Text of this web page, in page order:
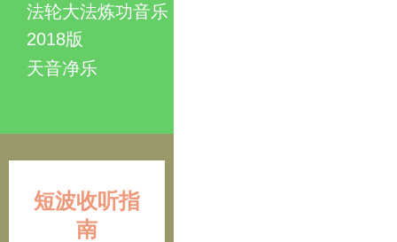
法轮大法炼功音乐
2018版
天音净乐
短波收听指
南